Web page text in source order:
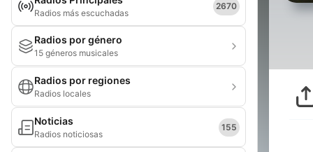
Radios más escuchadas
2670
Radios por género
15 géneros musicales
Radios por regiones
Radios locales
Noticias
Radios noticiosas
155